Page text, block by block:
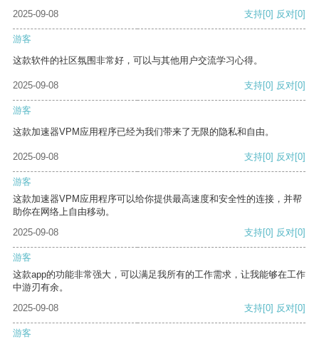
2025-09-08 支持[0] 反对[0]
游客
这款软件的社区氛围非常好，可以与其他用户交流学习心得。
2025-09-08 支持[0] 反对[0]
游客
这款加速器VPM应用程序已经为我们带来了无限的隐私和自由。
2025-09-08 支持[0] 反对[0]
游客
这款加速器VPM应用程序可以给你提供最高速度和安全性的连接，并帮
助你在网络上自由移动。
2025-09-08
支持[0] 反对[0]
游客
这款app的功能非常强大，可以满足我所有的工作需求，让我能够在工作
中游刃有余。
2025-09-08
支持[0] 反对[0]
游客